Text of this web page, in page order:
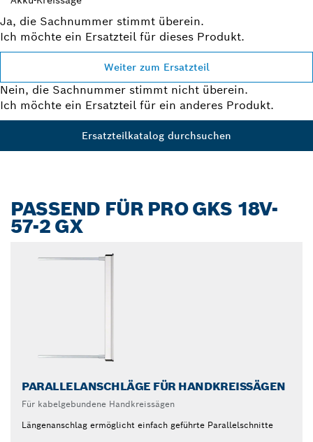
Ja, die Sachnummer stimmt überein.
Ich möchte ein Ersatzteil für dieses Produkt.
Weiter zum Ersatzteil
Nein, die Sachnummer stimmt nicht überein.
Ich möchte ein Ersatzteil für ein anderes Produkt.
Ersatzteilkatalog durchsuchen
PASSEND FÜR PRO GKS 18V-
57-2 GX
PARALLELANSCHLÄGE FÜR HANDKREISSÄGEN
Für kabelgebundene Handkreissägen
Längenanschlag ermöglicht einfach geführte Parallelschnitte